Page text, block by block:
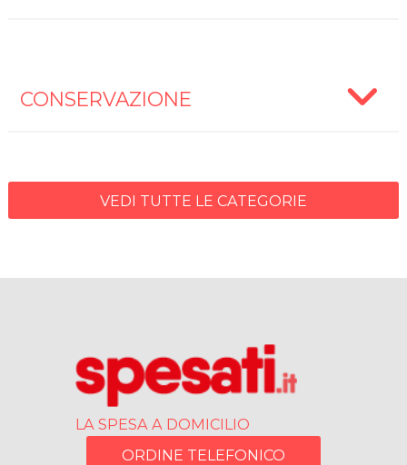
CONSERVAZIONE
VEDI TUTTE LE CATEGORIE
LA SPESA A DOMICILIO
ORDINE TELEFONICO